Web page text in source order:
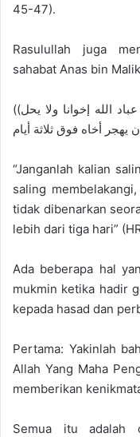
45-47).
Rasulullah juga
sahabat Anas bin
((لا تباغضوا ولا تحاسدوا ولا تدابروا وكونوا عباد الله إخوانا ولا يحل
“Janganlah kalian
saling
tidak dibenarkan
lebih dari tiga hari”
Ada beberapa hal
mukmin ketika hadir
kepada hasad dan
Pertama: Yakinlah
Allah Yang Maha
memberikan
Semua itu adalah